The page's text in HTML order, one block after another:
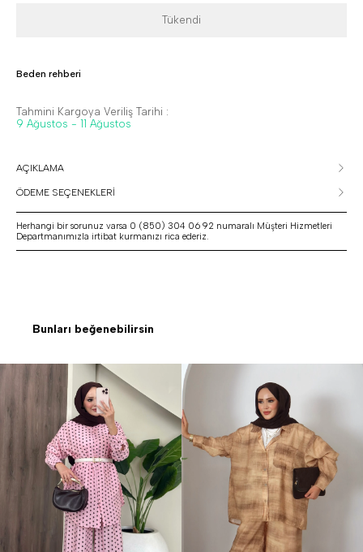
Tükendi
Beden rehberi
Tahmini Kargoya Veriliş Tarihi :
9 Ağustos - 11 Ağustos
AÇIKLAMA
ÖDEME SEÇENEKLERİ
Herhangi bir sorunuz varsa 0 (850) 304 06 92 numaralı Müşteri Hizmetleri
Departmanımızla irtibat kurmanızı rica ederiz.
Bunları beğenebilirsin